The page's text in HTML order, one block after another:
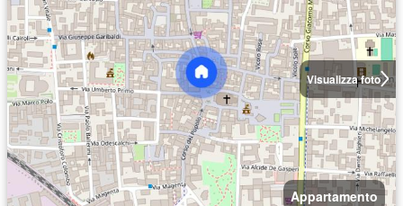
Visualizza foto
Appartamento